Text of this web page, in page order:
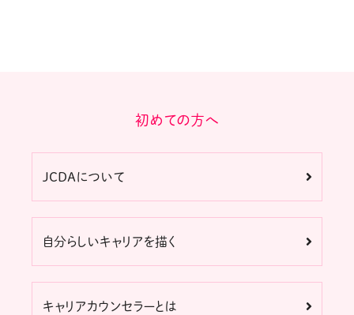
初めての方へ
JCDAについて
自分らしいキャリアを描く
キャリアカウンセラーとは